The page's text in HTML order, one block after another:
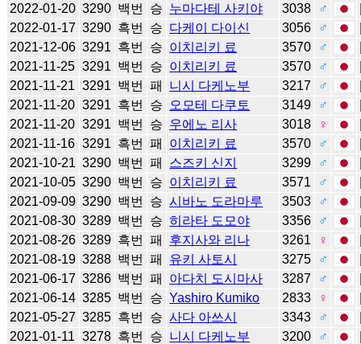
2022-01-20 3290 백번 승 누마다테 사키야 3038 ♂
2022-01-17 3290 흑번 승 다케이 다이신 3056 ♂
2021-12-06 3291 흑번 승 이치리키 료 3570 ♂
2021-11-25 3291 백번 승 이치리키 료 3570 ♂
2021-11-21 3291 백번 패 니시 다케노부 3217 ♂
2021-11-20 3291 흑번 승 오모테 다쿠토 3149 ♂
2021-11-20 3291 백번 승 우에노 리사 3018 ♀
2021-11-16 3291 흑번 패 이치리키 료 3570 ♂
2021-10-21 3290 백번 패 스즈키 신지 3299 ♂
2021-10-05 3290 백번 승 이치리키 료 3571 ♂
2021-09-09 3290 백번 승 시바노 도라마루 3503 ♂
2021-08-30 3289 백번 승 히라타 도모야 3356 ♂
2021-08-26 3289 흑번 패 후지사와 리나 3261 ♀
2021-08-19 3288 백번 패 유키 사토시 3275 ♂
2021-06-17 3286 백번 패 아다치 도시마사 3287 ♂
2021-06-14 3285 백번 승 Yashiro Kumiko 2833 ♀
2021-05-27 3285 흑번 승 사다 아쓰시 3343 ♂
2021-01-11 3278 흑번 승 니시 다케노부 3200 ♂